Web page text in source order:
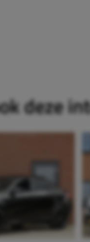
deze